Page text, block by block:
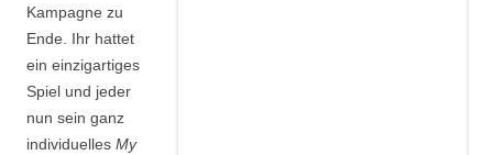
Kampagne zu
Ende. Ihr hattet
ein einzigartiges
Spiel und jeder
nun sein ganz
individuelles My